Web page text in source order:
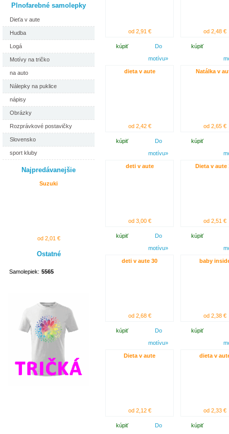
Plnofarebné samolepky
Dieťa v aute
Hudba
Logá
Motívy na tričko
na auto
Nálepky na puklice
nápisy
Obrázky
Rozprávkové postavičky
Slovensko
sport kluby
Najpredávanejšie
Suzuki
od 2,01 €
Ostatné
Samolepiek: 5565
od 2,91 €
kúpiť
Do
motívu»
od 2,48 €
kúpiť
dieta v aute
od 2,42 €
kúpiť
Do
motívu»
Natálka v
od 2,65 €
kúpiť
deti v aute
od 3,00 €
kúpiť
Do
motívu»
Dieta v aute
od 2,51 €
kúpiť
deti v aute 30
od 2,68 €
kúpiť
Do
motívu»
baby
od 2,38 €
kúpiť
Dieta v aute
od 2,12 €
kúpiť
Do
dieta v
od 2,33 €
kúpiť